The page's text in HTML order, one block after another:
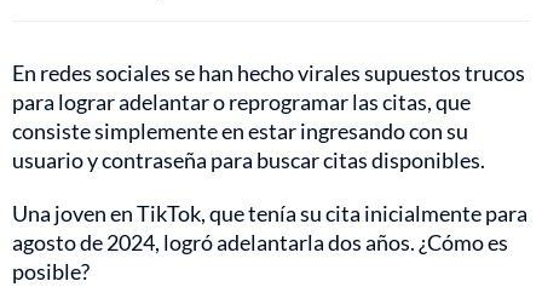
En redes sociales se han hecho virales supuestos trucos
para lograr adelantar o reprogramar las citas, que
consiste simplemente en estar ingresando con su
usuario y contraseña para buscar citas disponibles.
Una joven en TikTok, que tenía su cita inicialmente para
agosto de 2024, logró adelantarla dos años. ¿Cómo es
posible?